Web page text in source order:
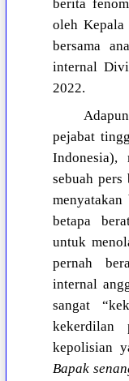
berita
oleh Kepala
bersama
internal
2022.
pejabat
sebuah pers
betapa
untuk
pernah
internal
sangat
kekerdilan
kepolisian
Bapak